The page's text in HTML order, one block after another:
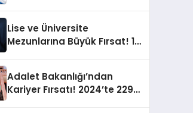
Lise ve Üniversite
Mezunlarına Büyük Fırsat! 12
Adalet Bakanlığı’ndan
Kariyer Fırsatı! 2024’te 229